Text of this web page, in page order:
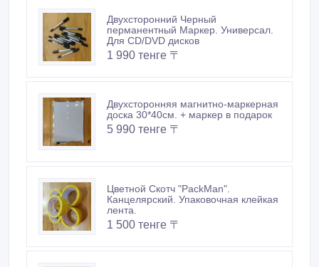
Двухсторонний Черный
перманентный Маркер. Универсал.
Для CD/DVD дисков
1 990 тенге 〒
Двухсторонняя магнитно-маркерная
доска 30*40см. + маркер в подарок
5 990 тенге 〒
Цветной Скотч "PackMan".
Канцелярский. Упаковочная клейкая
лента.
1 500 тенге 〒